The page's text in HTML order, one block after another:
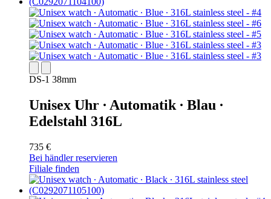
DS-1 38mm
Unisex Uhr ∙ Automatik ∙ Blau ∙
Edelstahl 316L
735 €
Bei händler reservieren
Filiale finden